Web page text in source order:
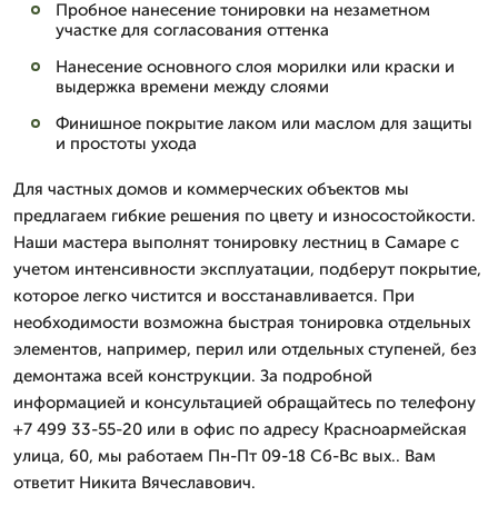
Пробное нанесение тонировки на незаметном
участке для согласования оттенка
Нанесение основного слоя морилки или краски и
выдержка времени между слоями
Финишное покрытие лаком или маслом для защиты
и простоты ухода
Для частных домов и коммерческих объектов мы
предлагаем гибкие решения по цвету и износостойкости.
Наши мастера выполнят тонировку лестниц в Самаре с
учетом интенсивности эксплуатации, подберут покрытие,
которое легко чистится и восстанавливается. При
необходимости возможна быстрая тонировка отдельных
элементов, например, перил или отдельных ступеней, без
демонтажа всей конструкции. За подробной
информацией и консультацией обращайтесь по телефону
+7 499 33-55-20 или в офис по адресу Красноармейская
улица, 60, мы работаем Пн-Пт 09-18 Сб-Вс вых.. Вам
ответит Никита Вячеславович.